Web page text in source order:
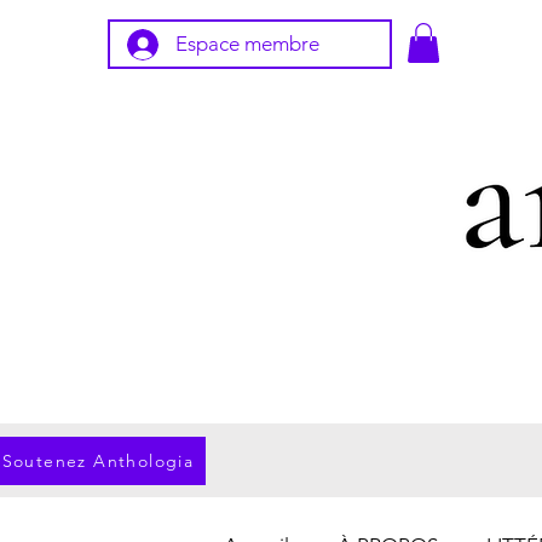
Espace membre
Soutenez Anthologia